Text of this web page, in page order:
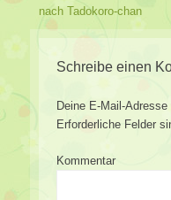
nach Tadokoro-chan
Schreibe einen
Deine E-Mail-
Erforderliche Felder
Kommentar